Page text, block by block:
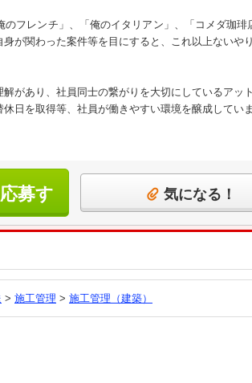
のフレンチ」、「俺のイタリアン」、「コメダ珈
が関わった案件等を目にすると、これ以上ないや
があり、社員同士の繋がりを大切にしているアッ
日を取得等、社員が働きやすい環境を醸成していま
募す
気になる！
> 施工管理 > 施工管理（建築）